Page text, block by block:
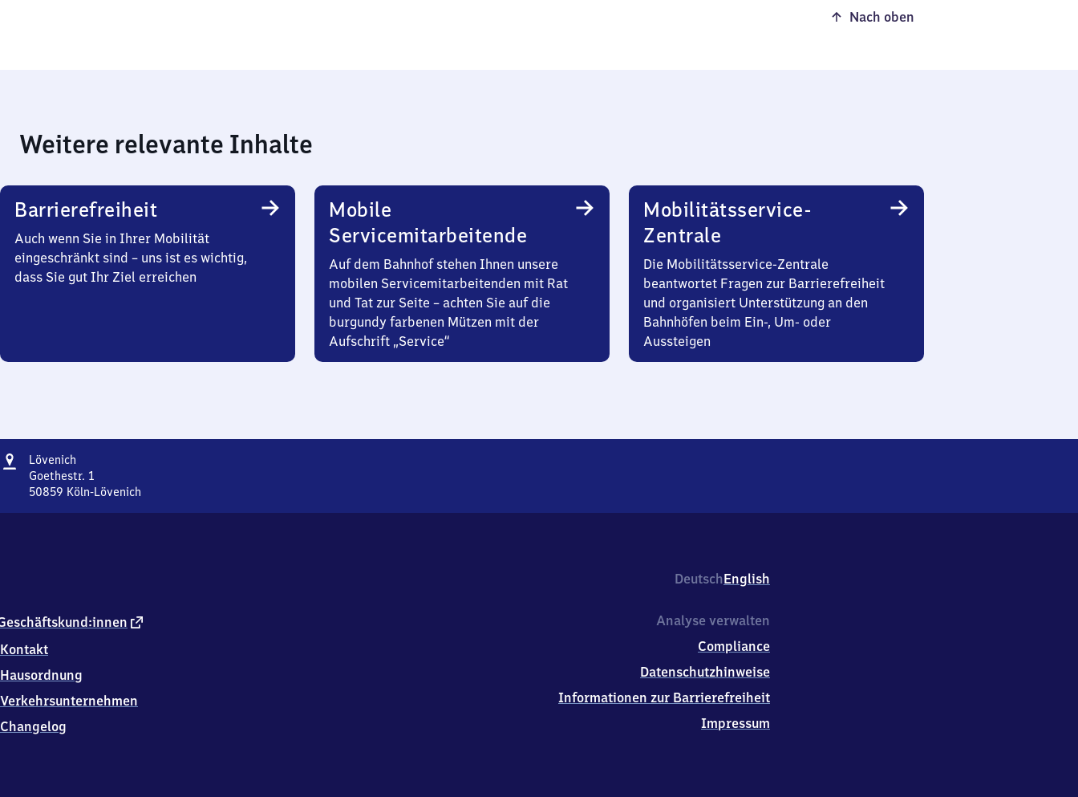
Nach oben
Weitere relevante Inhalte
Barrierefreiheit
Auch wenn Sie in Ihrer Mobilität
eingeschränkt sind – uns ist es wichtig,
dass Sie gut Ihr Ziel erreichen
Mobile
Servicemitarbeitende
Auf dem Bahnhof stehen Ihnen unsere
mobilen Servicemitarbeitenden mit Rat
und Tat zur Seite – achten Sie auf die
burgundy farbenen Mützen mit der
Aufschrift „Service“
Mobilitätsservice-
Zentrale
Die Mobilitätsservice-Zentrale
beantwortet Fragen zur Barrierefreiheit
und organisiert Unterstützung an den
Bahnhöfen beim Ein-, Um- oder
Aussteigen
Adresse
Lövenich
Goethestr. 1
50859 Köln-Lövenich
9
Lövenich
DeutschEnglish
externer
Kontakt
Hausordnung
Verkehrsunternehmen
Changelog
Analyse verwalten
Compliance
Datenschutzhinweise
Informationen zur Barrierefreiheit
Impressum